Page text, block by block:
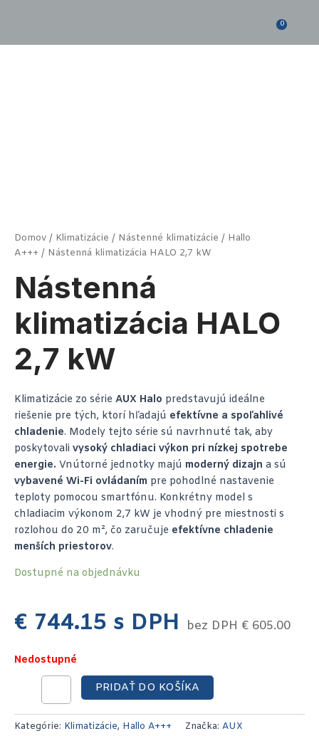
0
Domov / Klimatizácie / Nástenné klimatizácie / Hallo
A+++ / Nástenná klimatizácia HALO 2,7 kW
Nástenná
klimatizácia HALO
2,7 kW
Klimatizácie zo série AUX Halo predstavujú ideálne
riešenie pre tých, ktorí hľadajú efektívne a spoľahlivé
chladenie. Modely tejto série sú navrhnuté tak, aby
poskytovali vysoký chladiaci výkon pri nízkej spotrebe
energie. Vnútorné jednotky majú moderný dizajn a sú
vybavené Wi-Fi ovládaním pre pohodlné nastavenie
teploty pomocou smartfónu. Konkrétny model s
chladiacim výkonom 2,7 kW je vhodný pre miestnosti s
rozlohou do 20 m², čo zaručuje efektívne chladenie
menších priestorov.
Dostupné na objednávku
€ 744.15 s DPH bez DPH € 605.00
Nedostupné
PRIDAŤ DO KOŠÍKA
Kategórie: Klimatizácie, Hallo A+++ Značka: AUX